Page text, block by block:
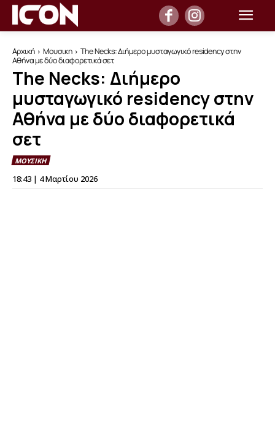
Αρχική Μουσικη
The Necks: Διήμερο μυσταγωγικό residency στην
Αθήνα με δύο διαφορετικά σετ
The Necks: Διήμερο
μυσταγωγικό residency στην
Αθήνα με δύο διαφορετικά
σετ
ΜΟΥΣΙΚΗ
18:43 | 4 Μαρτίου 2026